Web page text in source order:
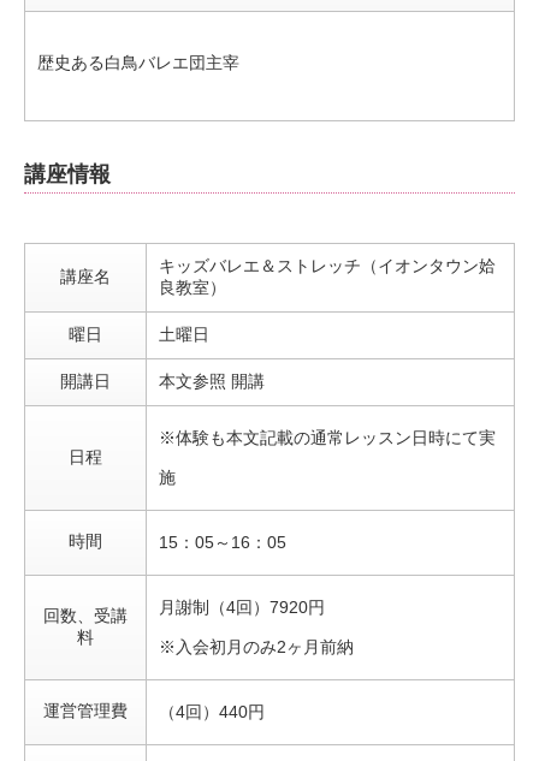
歴史ある白鳥バレエ団主宰
講座情報
講座名
キッズバレエ＆ストレッチ（イオンタウン姶
良教室）
曜日 土曜日
開講日 本文参照 開講
日程
※体験も本文記載の通常レッスン日時にて実
施
時間 15：05～16：05
回数、受講
料
月謝制（4回）7920円
※入会初月のみ2ヶ月前納
運営管理費 （4回）440円